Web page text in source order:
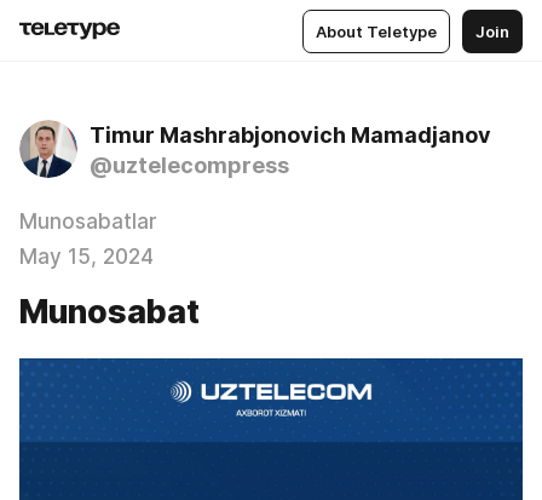
About Teletype Join
Timur Mashrabjonovich Mamadjanov
@uztelecompress
Munosabatlar
May 15, 2024
Munosabat